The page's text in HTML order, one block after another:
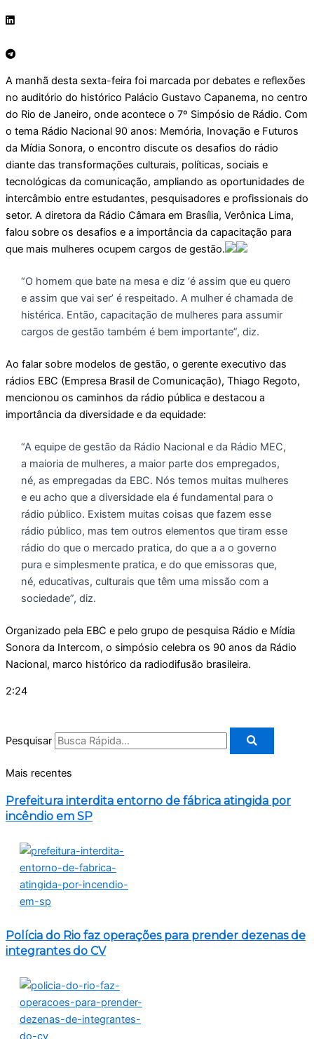
A manhã desta sexta-feira foi marcada por debates e reflexões
no auditório do histórico Palácio Gustavo Capanema, no centro
do Rio de Janeiro, onde acontece o 7º Simpósio de Rádio. Com
o tema Rádio Nacional 90 anos: Memória, Inovação e Futuros
da Mídia Sonora, o encontro discute os desafios do rádio
diante das transformações culturais, políticas, sociais e
tecnológicas da comunicação, ampliando as oportunidades de
intercâmbio entre estudantes, pesquisadores e profissionais do
setor. A diretora da Rádio Câmara em Brasília, Verônica Lima,
falou sobre os desafios e a importância da capacitação para
que mais mulheres ocupem cargos de gestão.
“O homem que bate na mesa e diz ‘é assim que eu quero
e assim que vai ser’ é respeitado. A mulher é chamada de
histérica. Então, capacitação de mulheres para assumir
cargos de gestão também é bem importante”, diz.
Ao falar sobre modelos de gestão, o gerente executivo das
rádios EBC (Empresa Brasil de Comunicação), Thiago Regoto,
mencionou os caminhos da rádio pública e destacou a
importância da diversidade e da equidade:
“A equipe de gestão da Rádio Nacional e da Rádio MEC,
a maioria de mulheres, a maior parte dos empregados,
né, as empregadas da EBC. Nós temos muitas mulheres
e eu acho que a diversidade ela é fundamental para o
rádio público. Existem muitas coisas que fazem esse
rádio público, mas tem outros elementos que tiram esse
rádio do que o mercado pratica, do que a a o governo
pura e simplesmente pratica, e do que emissoras que,
né, educativas, culturais que têm uma missão com a
sociedade”, diz.
Organizado pela EBC e pelo grupo de pesquisa Rádio e Mídia
Sonora da Intercom, o simpósio celebra os 90 anos da Rádio
Nacional, marco histórico da radiodifusão brasileira.
2:24
Pesquisar
Mais recentes
Prefeitura interdita entorno de fábrica atingida por
incêndio em SP
Polícia do Rio faz operações para prender dezenas de
integrantes do CV